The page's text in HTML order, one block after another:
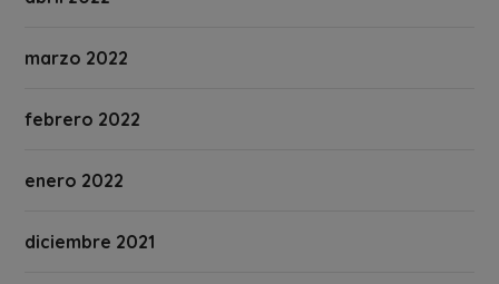
marzo 2022
febrero 2022
enero 2022
diciembre 2021